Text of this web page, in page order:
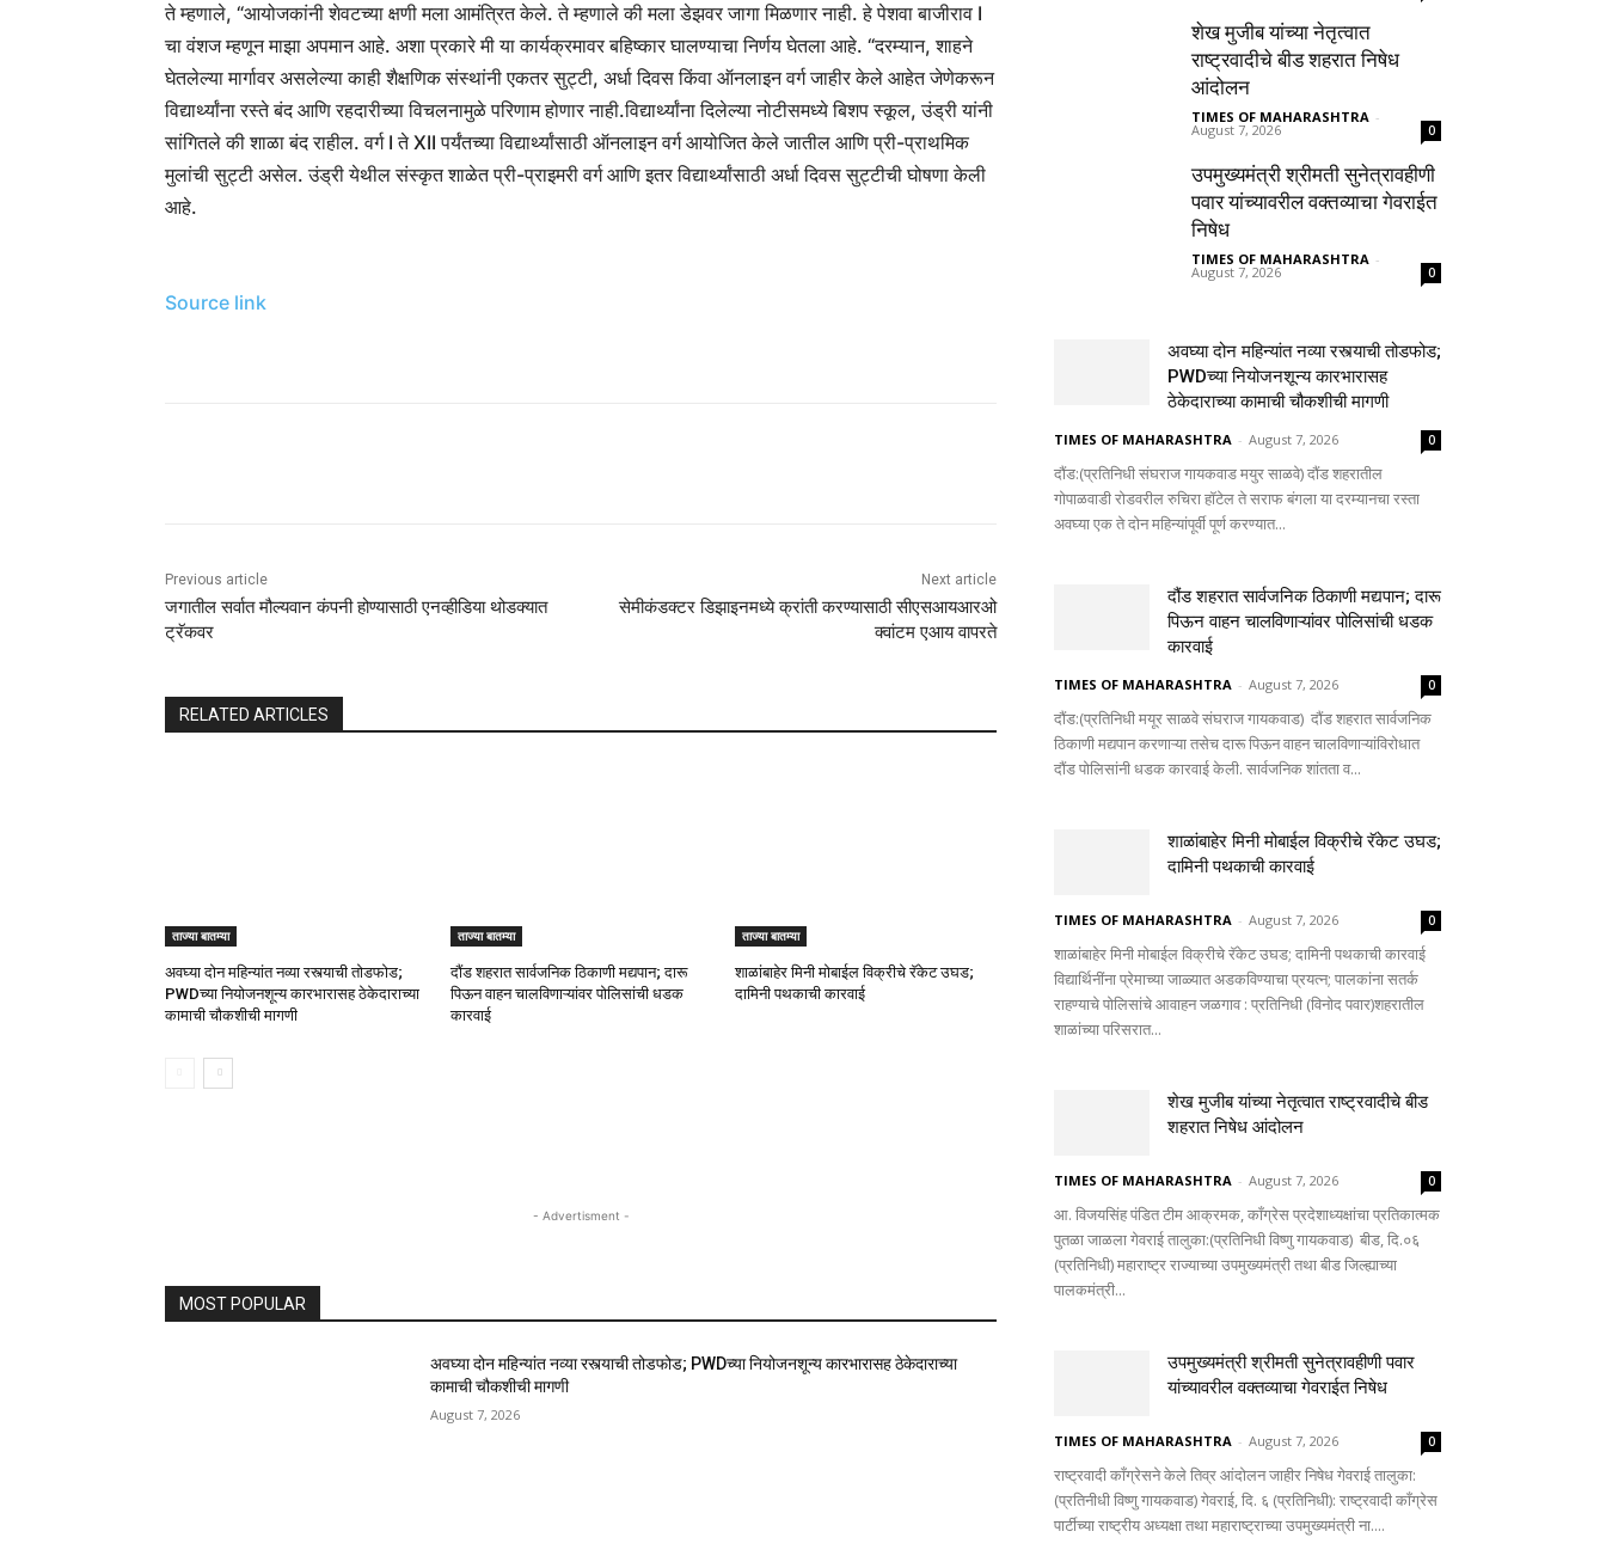
ते म्हणाले, “आयोजकांनी शेवटच्या क्षणी मला आमंत्रित केले. ते म्हणाले की मला डेझवर जागा मिळणार नाही.हे पेशवा बाजीराव I
चा वंशज म्हणून माझा अपमान आहे. अशा प्रकारे मी या कार्यक्रमावर बहिष्कार घालण्याचा निर्णय घेतला आहे. “दरम्यान, शाहने
घेतलेल्या मार्गावर असलेल्या काही शैक्षणिक संस्थांनी एकतर सुट्टी, अर्धा दिवस किंवा ऑनलाइन वर्ग जाहीर केले आहेत जेणेकरून
विद्यार्थ्यांना रस्ते बंद आणि रहदारीच्या विचलनामुळे परिणाम होणार नाही.विद्यार्थ्यांना दिलेल्या नोटीसमध्ये बिशप स्कूल, उंड्री यांनी
सांगितले की शाळा बंद राहील. वर्ग I ते XII पर्यंतच्या विद्यार्थ्यांसाठी ऑनलाइन वर्ग आयोजित केले जातील आणि प्री-प्राथमिक
मुलांची सुट्टी असेल. उंड्री येथील संस्कृत शाळेत प्री-प्राइमरी वर्ग आणि इतर विद्यार्थ्यांसाठी अर्धा दिवस सुट्टीची घोषणा केली
आहे.
Source link
Previous article
जगातील सर्वात मौल्यवान कंपनी होण्यासाठी एनव्हीडिया थोडक्यात
ट्रॅकवर
Next article
सेमीकंडक्टर डिझाइनमध्ये क्रांती करण्यासाठी सीएसआयआरओ
क्वांटम एआय वापरते
RELATED ARTICLES
ताज्या बातम्या
अवघ्या दोन महिन्यांत नव्या रस्त्याची तोडफोड;
PWDच्या नियोजनशून्य कारभारासह ठेकेदाराच्या
कामाची चौकशीची मागणी
ताज्या बातम्या
दौंड शहरात सार्वजनिक ठिकाणी मद्यपान; दारू
पिऊन वाहन चालविणाऱ्यांवर पोलिसांची धडक
कारवाई
ताज्या बातम्या
शाळांबाहेर मिनी मोबाईल विक्रीचे रॅकेट उघड;
दामिनी पथकाची कारवाई
- Advertisment -
MOST POPULAR
अवघ्या दोन महिन्यांत नव्या रस्त्याची तोडफोड; PWDच्या नियोजनशून्य कारभारासह ठेकेदाराच्या
कामाची चौकशीची मागणी
August 7, 2026
शेख मुजीब यांच्या नेतृत्वात
राष्ट्रवादीचे बीड शहरात निषेध
आंदोलन
TIMES OF MAHARASHTRA -
August 7, 2026 0
उपमुख्यमंत्री श्रीमती सुनेत्रावहीणी
पवार यांच्यावरील वक्तव्याचा गेवराईत
निषेध
TIMES OF MAHARASHTRA -
August 7, 2026 0
अवघ्या दोन महिन्यांत नव्या रस्त्याची तोडफोड;
PWDच्या नियोजनशून्य कारभारासह
ठेकेदाराच्या कामाची चौकशीची मागणी
TIMES OF MAHARASHTRA - August 7, 2026 0
दौंड:(प्रतिनिधी संघराज गायकवाड मयुर साळवे) दौंड शहरातील
गोपाळवाडी रोडवरील रुचिरा हॉटेल ते सराफ बंगला या दरम्यानचा रस्ता
अवघ्या एक ते दोन महिन्यांपूर्वी पूर्ण करण्यात...
दौंड शहरात सार्वजनिक ठिकाणी मद्यपान; दारू
पिऊन वाहन चालविणाऱ्यांवर पोलिसांची धडक
कारवाई
TIMES OF MAHARASHTRA - August 7, 2026 0
दौंड:(प्रतिनिधी मयूर साळवे संघराज गायकवाड) दौंड शहरात सार्वजनिक
ठिकाणी मद्यपान करणाऱ्या तसेच दारू पिऊन वाहन चालविणाऱ्यांविरोधात
दौंड पोलिसांनी धडक कारवाई केली. सार्वजनिक शांतता व...
शाळांबाहेर मिनी मोबाईल विक्रीचे रॅकेट उघड;
दामिनी पथकाची कारवाई
TIMES OF MAHARASHTRA - August 7, 2026 0
शाळांबाहेर मिनी मोबाईल विक्रीचे रॅकेट उघड; दामिनी पथकाची कारवाई
विद्यार्थिनींना प्रेमाच्या जाळ्यात अडकविण्याचा प्रयत्न; पालकांना सतर्क
राहण्याचे पोलिसांचे आवाहन जळगाव : प्रतिनिधी (विनोद पवार)शहरातील
शाळांच्या परिसरात...
शेख मुजीब यांच्या नेतृत्वात राष्ट्रवादीचे बीड
शहरात निषेध आंदोलन
TIMES OF MAHARASHTRA - August 7, 2026 0
आ. विजयसिंह पंडित टीम आक्रमक, काँग्रेस प्रदेशाध्यक्षांचा प्रतिकात्मक
पुतळा जाळला गेवराई तालुका:(प्रतिनिधी विष्णु गायकवाड) बीड, दि.०६
(प्रतिनिधी) महाराष्ट्र राज्याच्या उपमुख्यमंत्री तथा बीड जिल्ह्याच्या
पालकमंत्री...
उपमुख्यमंत्री श्रीमती सुनेत्रावहीणी पवार
यांच्यावरील वक्तव्याचा गेवराईत निषेध
TIMES OF MAHARASHTRA - August 7, 2026 0
राष्ट्रवादी काँग्रेसने केले तिव्र आंदोलन जाहीर निषेध गेवराई तालुका:
(प्रतिनीधी विष्णु गायकवाड) गेवराई, दि. ६ (प्रतिनिधी): राष्ट्रवादी काँग्रेस
पार्टीच्या राष्ट्रीय अध्यक्षा तथा महाराष्ट्राच्या उपमुख्यमंत्री ना....